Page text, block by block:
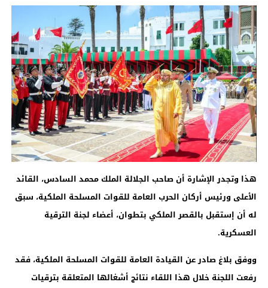
هذا وتجدر الإشارة أن صاحب الجلالة الملك محمد السادس، القائد
الأعلى ورئيس أركان الحرب العامة للقوات المسلحة الملكية، سبق
له أن إستقبل بالقصر الملكي بتطوان، أعضاء لجنة الترقية
العسكرية.
ووفق بلاغ صادر عن القيادة العامة للقوات المسلحة الملكية، فقد
رفعت اللجنة خلال هذا اللقاء نتائج أشغالها المتعلقة بترقيات